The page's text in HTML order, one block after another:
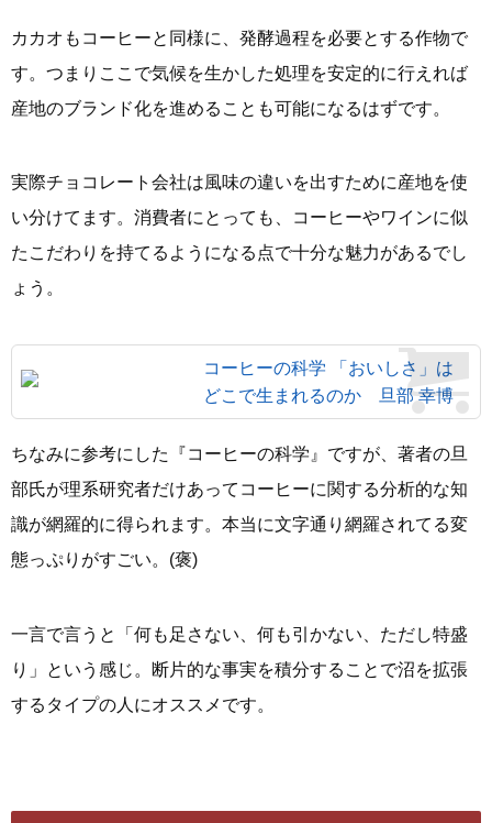
カカオもコーヒーと同様に、発酵過程を必要とする作物で
す。つまりここで気候を生かした処理を安定的に行えれば
産地のブランド化を進めることも可能になるはずです。
実際チョコレート会社は風味の違いを出すために産地を使
い分けてます。消費者にとっても、コーヒーやワインに似
たこだわりを持てるようになる点で十分な魅力があるでし
ょう。
コーヒーの科学 「おいしさ」は
どこで生まれるのか 旦部 幸博
ちなみに参考にした『コーヒーの科学』ですが、著者の旦
部氏が理系研究者だけあってコーヒーに関する分析的な知
識が網羅的に得られます。本当に文字通り網羅されてる変
態っぷりがすごい。(褒)
一言で言うと「何も足さない、何も引かない、ただし特盛
り」という感じ。断片的な事実を積分することで沼を拡張
するタイプの人にオススメです。